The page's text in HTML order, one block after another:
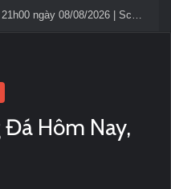
Hôm Nay,